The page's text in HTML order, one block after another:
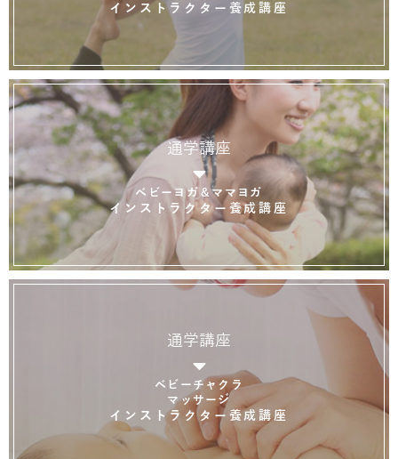
インストラクター養成講座
通学講座
ベビーヨガ＆ママヨガ
インストラクター養成講座
通学講座
ベビーチャクラ
マッサージ
インストラクター養成講座